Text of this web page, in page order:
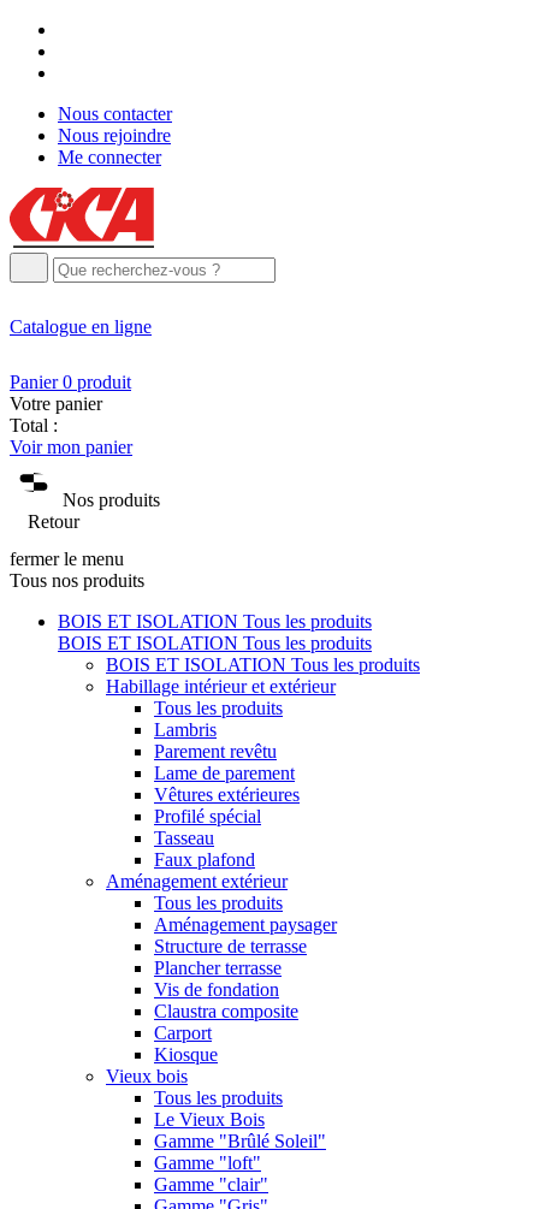
Nous contacter
Nous rejoindre
Me connecter
Catalogue en ligne
Panier 0 produit
Votre panier
Total :
Voir mon panier
Nos produits
Retour
fermer le menu
Tous nos produits
BOIS ET ISOLATION Tous les produits
BOIS ET ISOLATION Tous les produits
BOIS ET ISOLATION Tous les produits
Habillage intérieur et extérieur
Tous les produits
Lambris
Parement revêtu
Lame de parement
Vêtures extérieures
Profilé spécial
Tasseau
Faux plafond
Aménagement extérieur
Tous les produits
Aménagement paysager
Structure de terrasse
Plancher terrasse
Vis de fondation
Claustra composite
Carport
Kiosque
Vieux bois
Tous les produits
Le Vieux Bois
Gamme "Brûlé Soleil"
Gamme "loft"
Gamme "clair"